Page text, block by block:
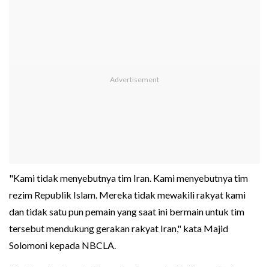
"Kami tidak menyebutnya tim Iran. Kami menyebutnya tim
rezim Republik Islam. Mereka tidak mewakili rakyat kami
dan tidak satu pun pemain yang saat ini bermain untuk tim
tersebut mendukung gerakan rakyat Iran," kata Majid
Solomoni kepada NBCLA.